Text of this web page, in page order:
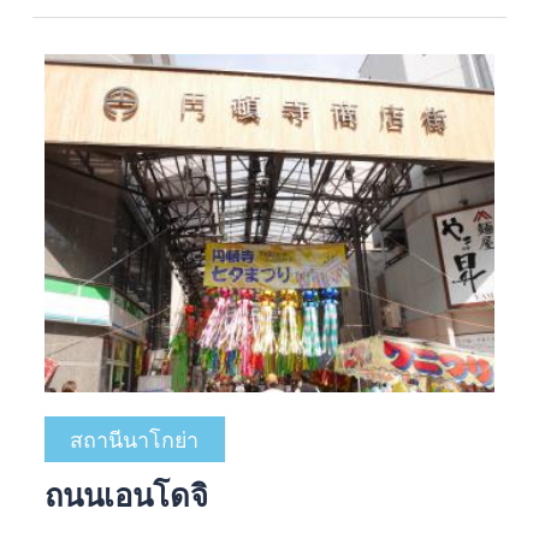
สถานีนาโกย่า
ถนนเอนโดจิ